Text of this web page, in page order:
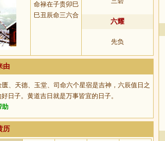
命禄在子贵卯巳
巳丑辰命三六合
六耀
先负
由
、天德、玉堂、司命六个星宿是吉神，六辰值日之
日子。黄道吉日就是万事皆宜的日子。
助
历